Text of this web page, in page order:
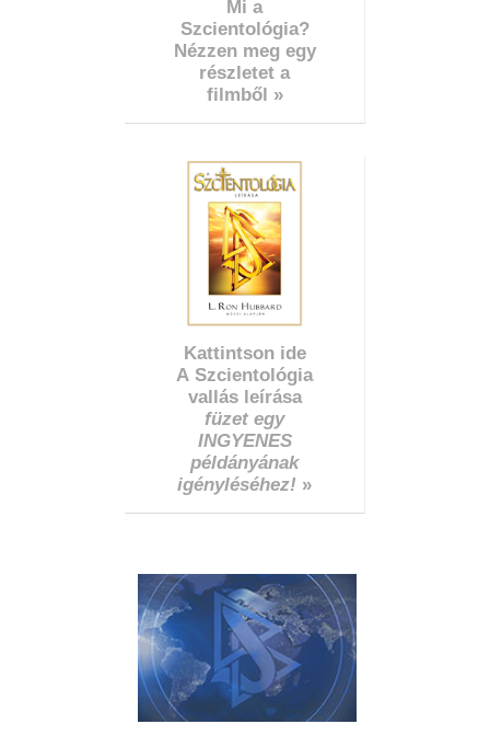
Mi a
Szcientológia?
Nézzen meg egy
részletet a
filmből »
Kattintson ide
A Szcientológia
vallás leírása
füzet egy
INGYENES
példányának
igényléséhez! »